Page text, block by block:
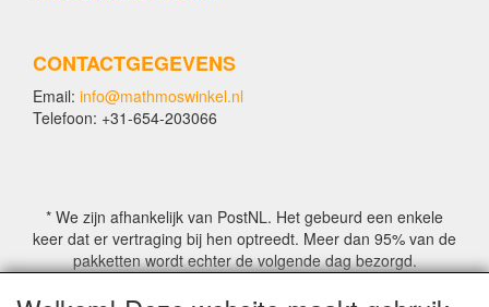
CONTACTGEGEVENS
Email: info@mathmoswinkel.nl
Telefoon: +31-654-203066
* We zijn afhankelijk van PostNL. Het gebeurd een enkele
keer dat er vertraging bij hen optreedt. Meer dan 95% van de
pakketten wordt echter de volgende dag bezorgd.